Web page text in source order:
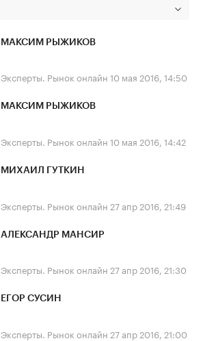
МАКСИМ РЫЖИКОВ
Эксперты. Рынок онлайн 10 мая 2016, 14:50
МАКСИМ РЫЖИКОВ
Эксперты. Рынок онлайн 10 мая 2016, 14:42
МИХАИЛ ГУТКИН
Эксперты. Рынок онлайн 27 апр 2016, 21:49
АЛЕКСАНДР МАНСИР
Эксперты. Рынок онлайн 27 апр 2016, 21:30
ЕГОР СУСИН
Эксперты. Рынок онлайн 27 апр 2016, 21:00